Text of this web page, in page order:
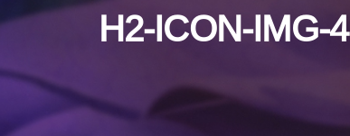
H2-ICON-IMG-4